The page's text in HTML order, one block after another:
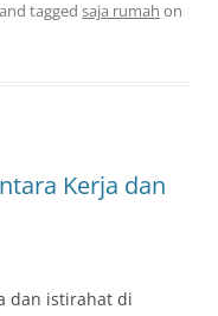
and tagged saja rumah on
Kerja dan
dan istirahat di